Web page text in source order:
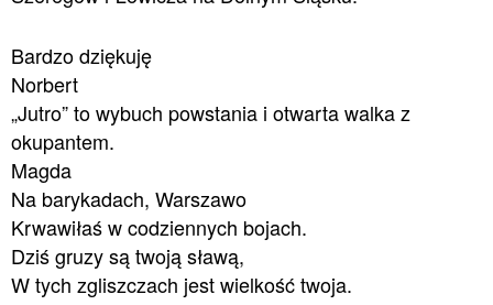
Bardzo dziękuję
Norbert
„Jutro” to wybuch powstania i otwarta walka z
okupantem.
Magda
Na barykadach, Warszawo
Krwawiłaś w codziennych bojach.
Dziś gruzy są twoją sławą,
W tych zgliszczach jest wielkość twoja.